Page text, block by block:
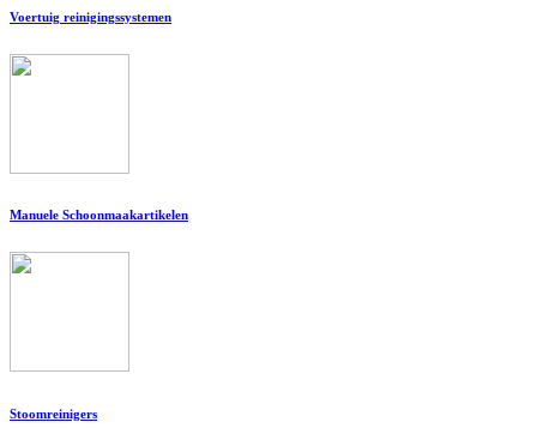
Voertuig reinigingssystemen
Manuele Schoonmaakartikelen
Stoomreinigers